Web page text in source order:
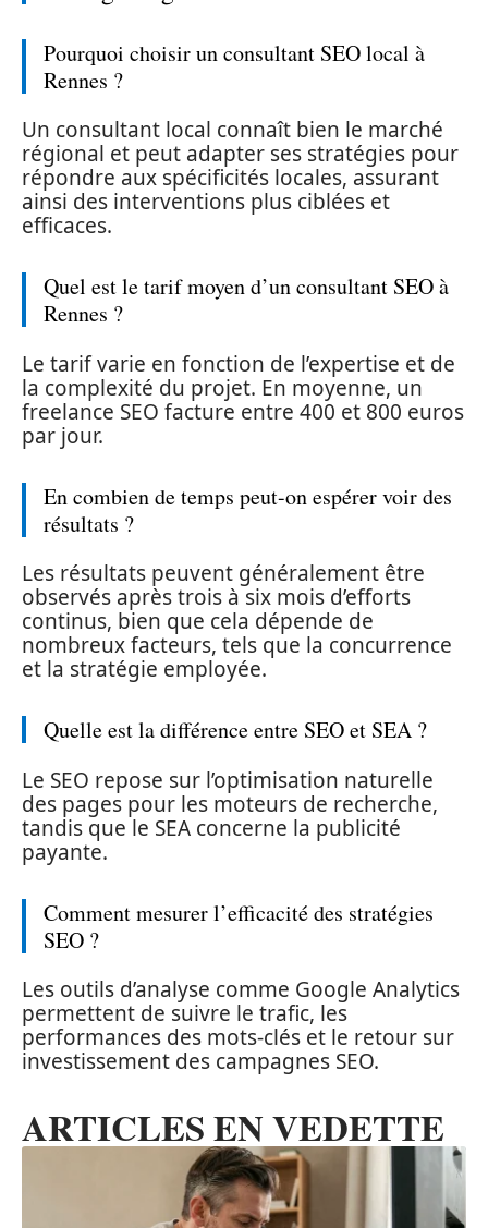
Pourquoi choisir un consultant SEO local à
Rennes ?
Un consultant local connaît bien le marché
régional et peut adapter ses stratégies pour
répondre aux spécificités locales, assurant
ainsi des interventions plus ciblées et
efficaces.
Quel est le tarif moyen d’un consultant SEO à
Rennes ?
Le tarif varie en fonction de l’expertise et de
la complexité du projet. En moyenne, un
freelance SEO facture entre 400 et 800 euros
par jour.
En combien de temps peut-on espérer voir des
résultats ?
Les résultats peuvent généralement être
observés après trois à six mois d’efforts
continus, bien que cela dépende de
nombreux facteurs, tels que la concurrence
et la stratégie employée.
Quelle est la différence entre SEO et SEA ?
Le SEO repose sur l’optimisation naturelle
des pages pour les moteurs de recherche,
tandis que le SEA concerne la publicité
payante.
Comment mesurer l’efficacité des stratégies
SEO ?
Les outils d’analyse comme Google Analytics
permettent de suivre le trafic, les
performances des mots-clés et le retour sur
investissement des campagnes SEO.
ARTICLES EN VEDETTE